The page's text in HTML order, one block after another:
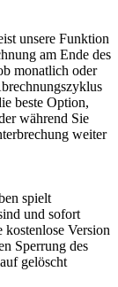
unsere Funktion
am Ende des
monatlich oder
beste Option,
während Sie
weiter
spielt
und sofort
Version
Sperrung des
gelöscht